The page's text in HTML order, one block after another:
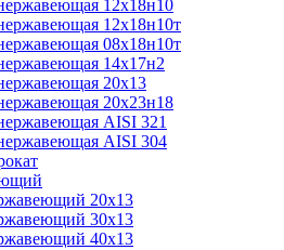
12х18н10
12х18н10т
08х18н10т
14х17н2
20х13
20х23н18
AISI 321
AISI 304
20х13
30х13
40х13